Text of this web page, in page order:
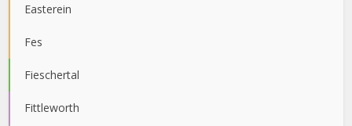
Easterein
Fes
Fieschertal
Fittleworth